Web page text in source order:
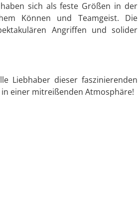
sich als feste Größen in der
Können und Teamgeist. Die
Angriffen und solider
Liebhaber dieser faszinierenden
einer mitreißenden Atmosphäre!